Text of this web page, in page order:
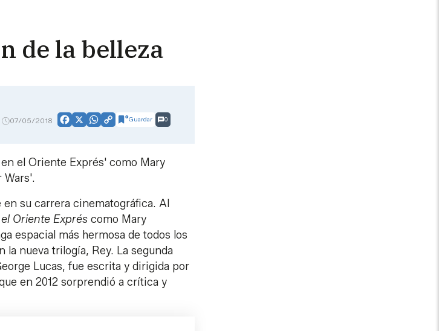
de la belleza
07/05/2018 Facebook
X WhatsApp
CopyGuardar 0
el Oriente Exprés' como Mary
Wars'.
su carrera cinematográfica. Al
Oriente Exprés como Mary
espacial más hermosa de todos los
nueva trilogía, Rey. La segunda
Lucas, fue escrita y dirigida por
en 2012 sorprendió a crítica y